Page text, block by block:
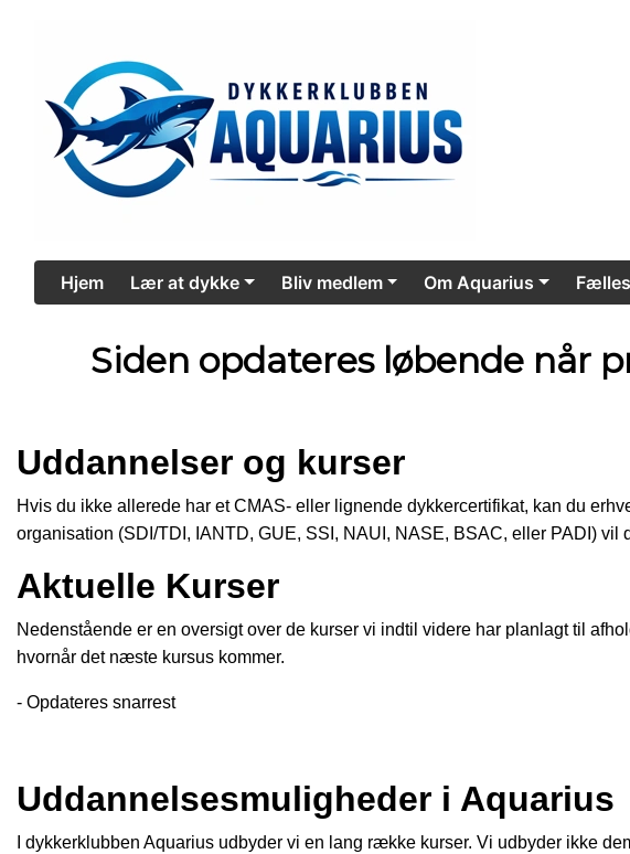
Hjem Lær at dykke Bliv medlem Om Aquarius Fælles
Siden opdateres løbende når
Uddannelser og kurser
Hvis du ikke allerede har et CMAS- eller lignende dykkercertifikat, kan du
organisation (SDI/TDI, IANTD, GUE, SSI, NAUI, NASE, BSAC, eller PADI)
Aktuelle Kurser
Nedenstående er en oversigt over de kurser vi indtil videre har planlagt til
hvornår det næste kursus kommer.
- Opdateres snarrest
Uddannelsesmuligheder i Aquarius
I dykkerklubben Aquarius udbyder vi en lang række kurser. Vi udbyder ikke